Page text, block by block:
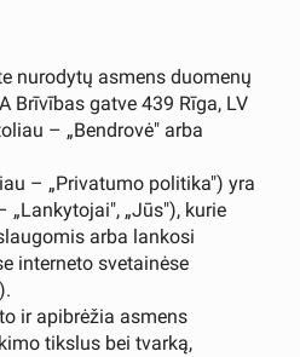
nurodytų asmens duomenų
Brīvības gatve 439 Rīga, LV
– „Bendrovė" arba
– „Privatumo politika") yra
„Jūs"), kurie
arba lankosi
interneto svetainėse
ir apibrėžia asmens
tikslus bei tvarką,